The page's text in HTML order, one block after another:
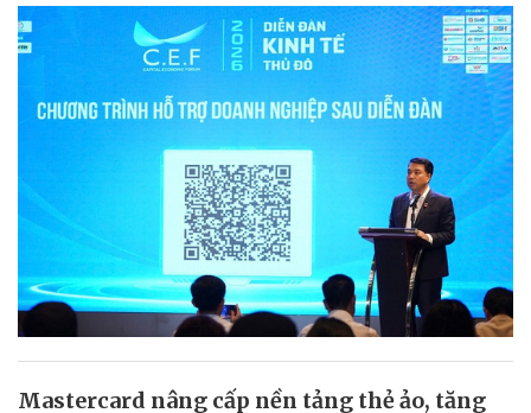
Mastercard nâng cấp nền tảng thẻ ảo, tăng